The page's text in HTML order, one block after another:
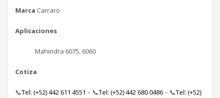
Marca Carraro
Aplicaciones
Mahindra 6075, 6060
Cotiza
📞Tel: (+52) 442 611 4551 – 📞Tel: (+52) 442 680 0486– 📞Tel: (+52)